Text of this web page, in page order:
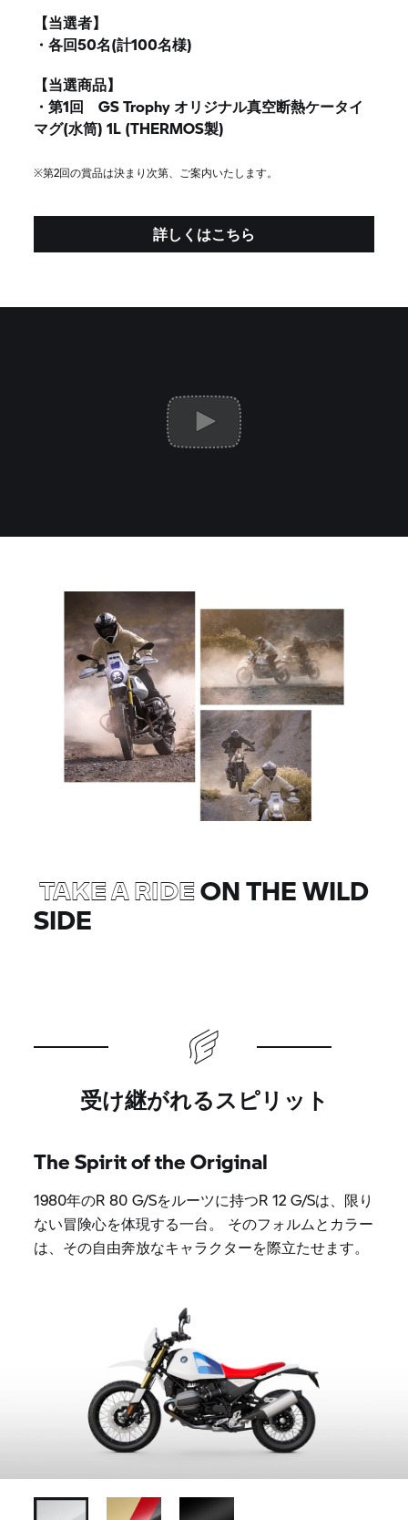
【当選者】
・各回50名(計100名様)
【当選商品】
・第1回GS Trophy オリジナル真空断熱ケータイ
マグ(水筒) 1L (THERMOS製)
※第2回の賞品は決まり次第、ご案内いたします。
詳しくはこちら
TAKE A RIDEON THE WILD
SIDE
受け継がれるスピリット
The Spirit of the Original
1980年のR 80 G/Sをルーツに持つR 12 G/Sは、限り
ない冒険心を体現する一台。 そのフォルムとカラー
は、その自由奔放なキャラクターを際立たせます。